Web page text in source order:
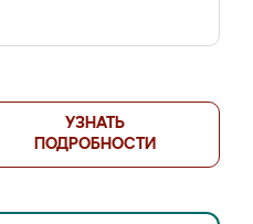
УЗНАТЬ
ПОДРОБНОСТИ